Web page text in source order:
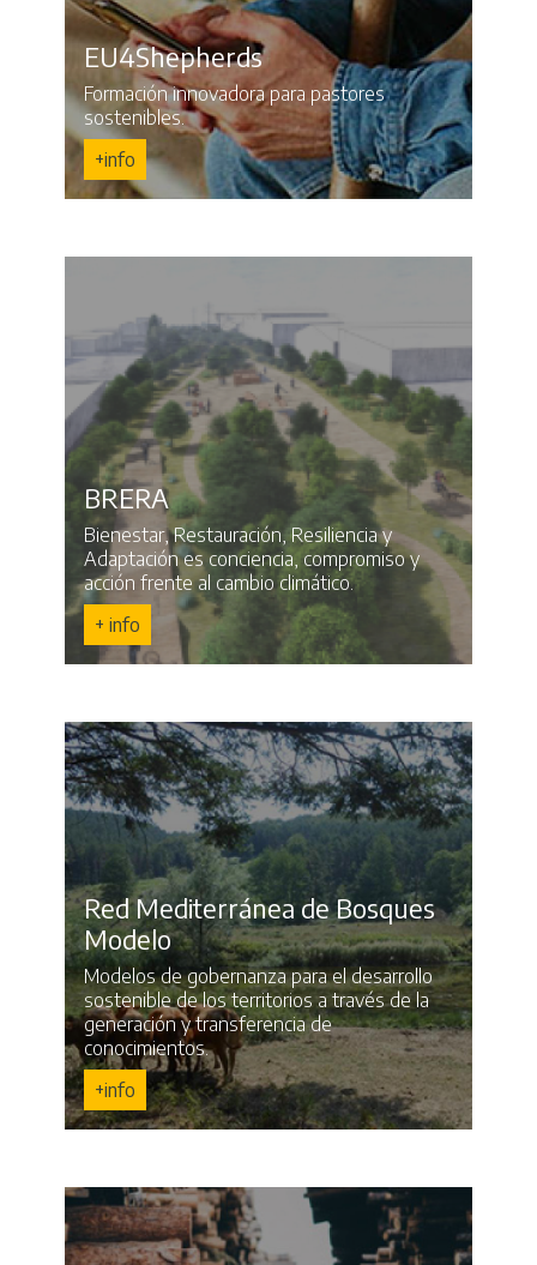
EU4Shepherds
Formación innovadora para pastores
sostenibles.
+info
BRERA
Bienestar, Restauración, Resiliencia y
Adaptación es conciencia, compromiso y
acción frente al cambio climático.
+ info
Red Mediterránea de Bosques
Modelo
Modelos de gobernanza para el desarrollo
sostenible de los territorios a través de la
generación y transferencia de
conocimientos.
+info